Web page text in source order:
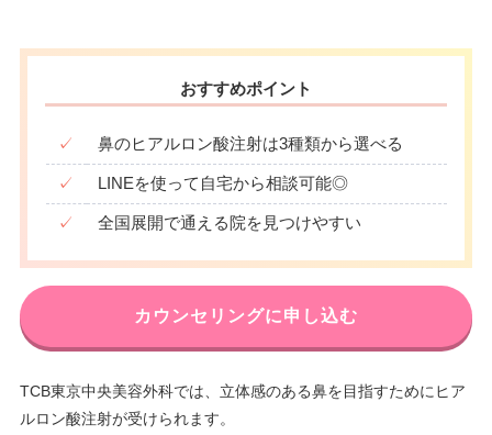
おすすめポイント
✓ 鼻のヒアルロン酸注射は3種類から選べる
✓ LINEを使って自宅から相談可能◎
✓ 全国展開で通える院を見つけやすい
カウンセリングに申し込む
TCB東京中央美容外科では、立体感のある鼻を目指すためにヒア
ルロン酸注射が受けられます。